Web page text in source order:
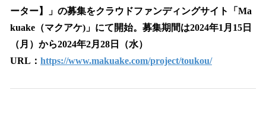
ーター】」の募集をクラウドファンディングサイト「Ma
kuake（マクアケ)」にて開始。募集期間は2024年1月15日
（月）から2024年2月28日（水）
URL： https://www.makuake.com/project/toukou/